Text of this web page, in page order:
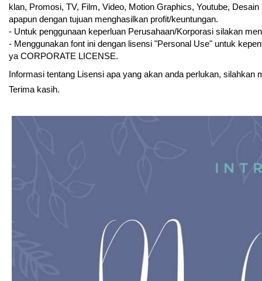
klan, Promosi, TV, Film, Video, Motion Graphics, Youtube,
apapun dengan tujuan menghasilkan profit/keuntungan.
- Untuk penggunaan keperluan Perusahaan/Korporasi silakan
- Menggunakan font ini dengan lisensi "Personal Use" untuk
ya CORPORATE LICENSE.
Informasi tentang Lisensi apa yang akan anda perlukan, silahkan
Terima kasih.